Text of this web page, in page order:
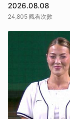
2026.08.08
24,805 觀看次數